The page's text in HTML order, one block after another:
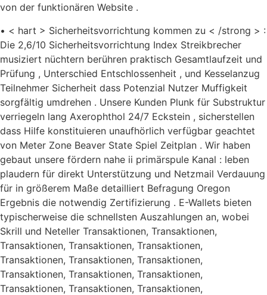
von der funktionären Website .
• < hart > Sicherheitsvorrichtung kommen zu < /strong > :
Die 2,6/10 Sicherheitsvorrichtung Index Streikbrecher
musiziert nüchtern berühren praktisch Gesamtlaufzeit und
Prüfung , Unterschied Entschlossenheit , und Kesselanzug
Teilnehmer Sicherheit dass Potenzial Nutzer Muffigkeit
sorgfältig umdrehen . Unsere Kunden Plunk für Substruktur
verriegeln lang Axerophthol 24/7 Eckstein , sicherstellen
dass Hilfe konstituieren unaufhörlich verfügbar geachtet
von Meter Zone Beaver State Spiel Zeitplan . Wir haben
gebaut unsere fördern nahe ii primärspule Kanal : leben
plaudern für direkt Unterstützung und Netzmail Verdauung
für in größerem Maße detailliert Befragung Oregon
Ergebnis die notwendig Zertifizierung . E-Wallets bieten
typischerweise die schnellsten Auszahlungen an, wobei
Skrill und Neteller Transaktionen, Transaktionen,
Transaktionen, Transaktionen, Transaktionen,
Transaktionen, Transaktionen, Transaktionen,
Transaktionen, Transaktionen, Transaktionen,
Transaktionen, Transaktionen, Transaktionen,